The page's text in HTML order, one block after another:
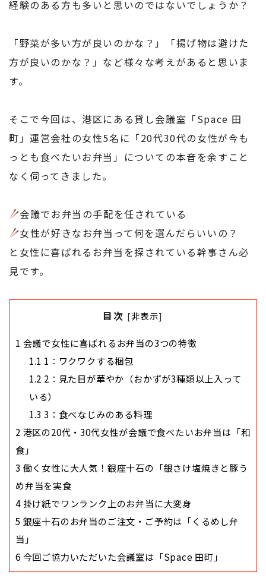
経験のある方も多いと思いのではないでしょうか？
「野菜が多い方が良いのかな？」「揚げ物は避けた
方が良いのかな？」など様々な考えがあると思いま
す。
そこで今回は、港区にある貸し会議室「Space 田
町」運営会社の女性5名に「20代30代の女性が今も
っとも食べたいお弁当」についての本音を余すこと
なく伺ってきました。
会議でお弁当の手配を任されている
女性が好きなお弁当って何を選んだらいいの？
と女性に喜ばれるお弁当を探されている幹事さん必
見です。
目次 [非表示]
1 会議で女性に喜ばれるお弁当の3つの特徴
1.1 1：ワクワクする梱包
1.2 2：見た目が華やか（おかずが3種類以上入って
いる）
1.3 3：食べなじみのある料理
2 港区の20代・30代女性が会議で食べたいお弁当は「和
食」
3 働く女性に大人気！銀座十石の「銀さけ塩焼きと豚う
め弁当を実食
4掛け紙でワンランク上のお弁当に大変身
5 銀座十石のお弁当のご注文・ご予約は「くるめし弁
当」
6 今回ご協力いただいた会議室は「Space 田町」